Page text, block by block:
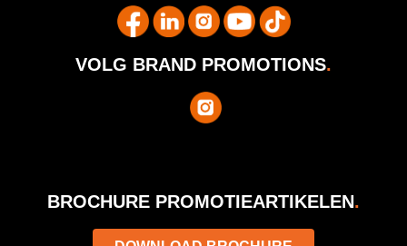
VOLG BRAND PROMOTIONS.
BROCHURE PROMOTIEARTIKELEN.